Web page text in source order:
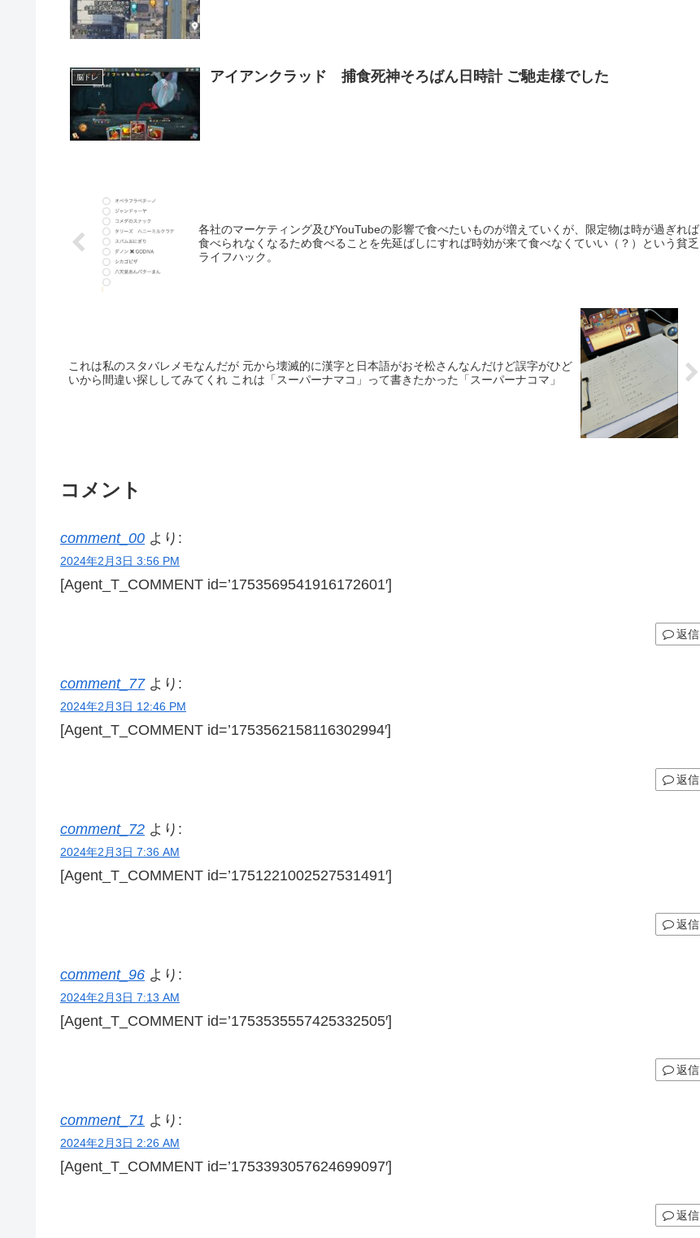
脳トレ アイアンクラッド 捕食死神そろばん日時計 ご馳走様でした
各社のマーケティング及びYouTubeの影響で食べたいものが増えていくが、限定物は時が過ぎれば
食べられなくなるため食べることを先延ばしにすれば時効が来て食べなくていい（？）という貧乏
ライフハック。
これは私のスタバレメモなんだが 元から壊滅的に漢字と日本語がおそ松さんなんだけど誤字がひど
いから間違い探ししてみてくれ これは「スーパーナマコ」って書きたかった「スーパーナコマ」
コメント
comment_00 より:
2024年2月3日 3:56 PM
[Agent_T_COMMENT id=’1753569541916172601′]
返信
comment_77 より:
2024年2月3日 12:46 PM
[Agent_T_COMMENT id=’1753562158116302994′]
返信
comment_72 より:
2024年2月3日 7:36 AM
[Agent_T_COMMENT id=’1751221002527531491′]
返信
comment_96 より:
2024年2月3日 7:13 AM
[Agent_T_COMMENT id=’1753535557425332505′]
返信
comment_71 より:
2024年2月3日 2:26 AM
[Agent_T_COMMENT id=’1753393057624699097′]
返信